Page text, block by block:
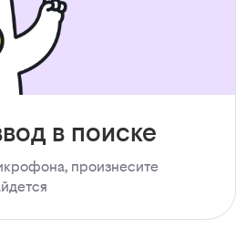
в поиске
произнесите